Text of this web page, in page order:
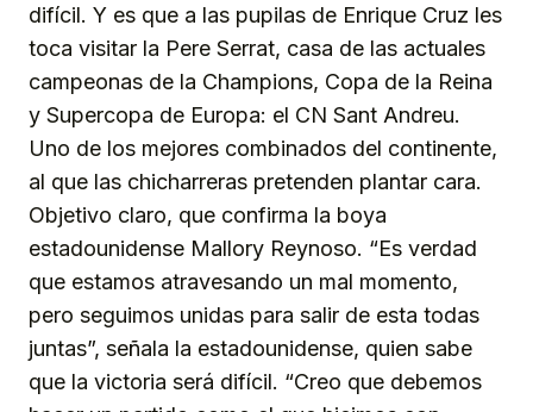
difícil. Y es que a las pupilas de Enrique Cruz les
toca visitar la Pere Serrat, casa de las actuales
campeonas de la Champions, Copa de la Reina
y Supercopa de Europa: el CN Sant Andreu.
Uno de los mejores combinados del continente,
al que las chicharreras pretenden plantar cara.
Objetivo claro, que confirma la boya
estadounidense Mallory Reynoso. “Es verdad
que estamos atravesando un mal momento,
pero seguimos unidas para salir de esta todas
juntas”, señala la estadounidense, quien sabe
que la victoria será difícil. “Creo que debemos